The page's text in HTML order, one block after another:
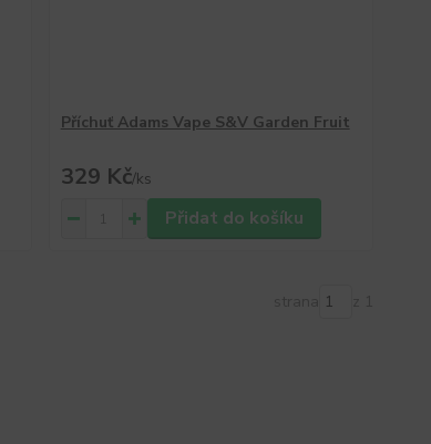
Příchuť Adams Vape S&V Garden Fruit
329 Kč/ks
Přidat do košíku